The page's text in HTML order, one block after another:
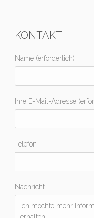
KONTAKT
Name (erforderlich)
Ihre E-Mail-Adresse
Telefon
Nachricht